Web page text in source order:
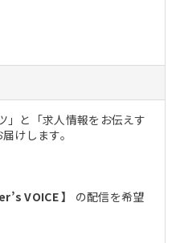
」と「求人情報をお伝えす
けします。
VOICE 】
の配信を希望